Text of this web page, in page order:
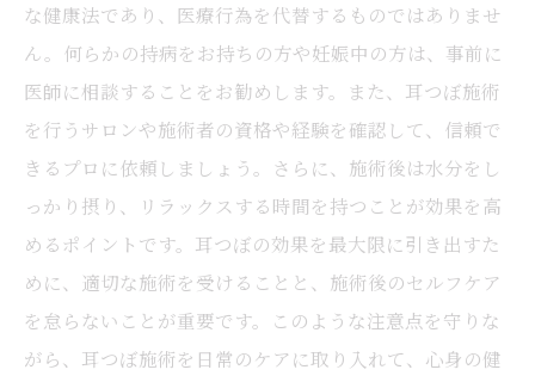
な健康法であり、医療行為を代替するものではありませ
ん。何らかの持病をお持ちの方や妊娠中の方は、事前に
医師に相談することをお勧めします。また、耳つぼ施術
を行うサロンや施術者の資格や経験を確認して、信頼で
きるプロに依頼しましょう。さらに、施術後は水分をし
っかり摂り、リラックスする時間を持つことが効果を高
めるポイントです。耳つぼの効果を最大限に引き出すた
めに、適切な施術を受けることと、施術後のセルフケア
を怠らないことが重要です。このような注意点を守りな
がら、耳つぼ施術を日常のケアに取り入れて、心身の健